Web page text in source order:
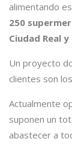
alimentando
250
Ciudad Real
Un proyecto
clientes son
Actualmente
suponen un
abastecer a